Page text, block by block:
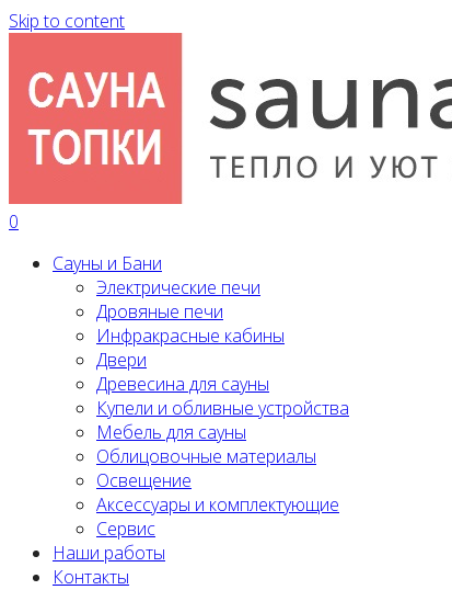
Skip to content
0
Сауны и Бани
Электрические печи
Дровяные печи
Инфракрасные кабины
Двери
Древесина для сауны
Купели и обливные устройства
Мебель для сауны
Облицовочные материалы
Освещение
Аксессуары и комплектующие
Сервис
Наши работы
Контакты